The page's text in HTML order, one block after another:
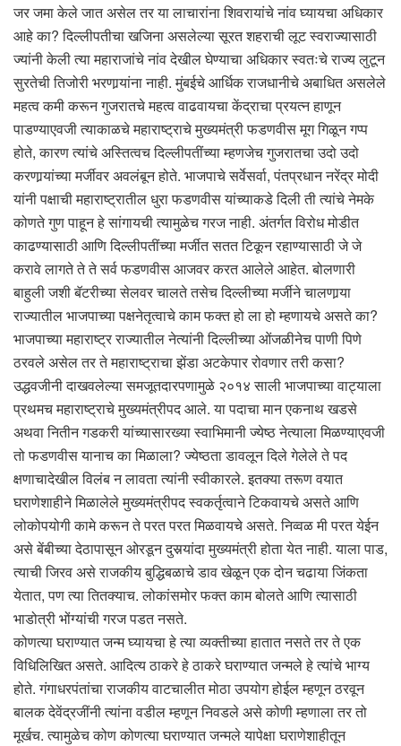
जर जमा केले जात असेल तर या लाचारांना शिवरायांचे नांव घ्यायचा अधिकार
आहे का? दिल्लीपतीचा खजिना असलेल्या सूरत शहराची लूट स्वराज्यासाठी
ज्यांनी केली त्या महाराजांचे नांव देखील घेण्याचा अधिकार स्वतःचे राज्य लुटून
सुरतेची तिजोरी भरणार्‍यांना नाही. मुंबईचे आर्धिक राजधानीचे अबाधित असलेले
महत्व कमी करून गुजरातचे महत्व वाढवायचा केंद्राचा प्रयत्न हाणून
पाडण्याएवजी त्याकाळचे महाराष्ट्राचे मुख्यमंत्री फडणवीस मूग गिळून गप्प
होते, कारण त्यांचे अस्तित्वच दिल्लीपतींच्या म्हणजेच गुजरातचा उदो उदो
करणार्‍यांच्या मर्जीवर अवलंबून होते. भाजपाचे सर्वेसर्वा, पंतप्रधान नरेंद्र मोदी
यांनी पक्षाची महाराष्ट्रातील धुरा फडणवीस यांच्याकडे दिली ती त्यांचे नेमके
कोणते गुण पाहून हे सांगायची त्यामुळेच गरज नाही. अंतर्गत विरोध मोडीत
काढण्यासाठी आणि दिल्लीपतींच्या मर्जीत सतत टिकून रहाण्यासाठी जे जे
करावे लागते ते ते सर्व फडणवीस आजवर करत आलेले आहेत. बोलणारी
बाहुली जशी बॅटरीच्या सेलवर चालते तसेच दिल्लीच्या मर्जीने चालणार्‍या
राज्यातील भाजपाच्या पक्षनेतृत्वाचे काम फक्त हो ला हो म्हणायचे असते का?
भाजपाच्या महाराष्ट्र राज्यातील नेत्यांनी दिल्लीच्या ओंजळीनेच पाणी पिणे
ठरवले असेल तर ते महाराष्ट्राचा झेंडा अटकेपार रोवणार तरी कसा?
उद्धवजीनी दाखवलेल्या समजूतदारपणामुळे २०१४ साली भाजपाच्या वाट्याला
प्रथमच महाराष्ट्राचे मुख्यमंत्रीपद आले. या पदाचा मान एकनाथ खडसे
अथवा नितीन गडकरी यांच्यासारख्या स्वाभिमानी ज्येष्ठ नेत्याला मिळण्याएवजी
तो फडणवीस यानाच का मिळाला? ज्येष्ठता डावलून दिले गेलेले ते पद
क्षणाचादेखील विलंब न लावता त्यांनी स्वीकारले. इतक्या तरूण वयात
घराणेशाहीने मिळालेले मुख्यमंत्रीपद स्वकर्तृत्वाने टिकवायचे असते आणि
लोकोपयोगी कामे करून ते परत परत मिळवायचे असते. निव्वळ मी परत येईन
असे बेंबीच्या देठापासून ओरडून दुसर्‍यांदा मुख्यमंत्री होता येत नाही. याला पाड,
त्याची जिरव असे राजकीय बुद्धिबळाचे डाव खेळून एक दोन चढाया जिंकता
येतात, पण त्या तितक्याच. लोकांसमोर फक्त काम बोलते आणि त्यासाठी
भाडोत्री भोंग्यांची गरज पडत नसते.
कोणत्या घराण्यात जन्म घ्यायचा हे त्या व्यक्तीच्या हातात नसते तर ते एक
विधिलिखित असते. आदित्य ठाकरे हे ठाकरे घराण्यात जन्मले हे त्यांचे भाग्य
होते. गंगाधरपंतांचा राजकीय वाटचालीत मोठा उपयोग होईल म्हणून ठरवून
बालक देवेंद्रजींनी त्यांना वडील म्हणून निवडले असे कोणी म्हणाला तर तो
मूर्खच. त्यामुळेच कोण कोणत्या घराण्यात जन्मले यापेक्षा घराणेशाहीतून